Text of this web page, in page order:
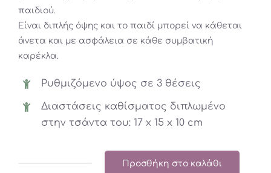
παιδιού.
Είναι διπλής όψης και το παιδί μπορεί να κάθεται
άνετα και με ασφάλεια σε κάθε συμβατική
καρέκλα.
Ρυθμιζόμενο ύψος σε 3 θέσεις
Διαστάσεις καθίσματος διπλωμένο
στην τσάντα του: 17 x 15 x 10 cm
Προσθήκη στο καλάθι